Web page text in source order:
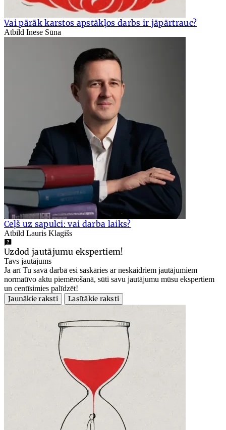
Vai pārāk karstos apstākļos darbs ir jāpārtrauc?
Atbild Inese Sūna
Ceļš uz sapulci: vai darba laiks?
Atbild Lauris Klagišs
Uzdod jautājumu ekspertiem!
Tavs jautājums
Ja arī Tu savā darbā esi saskāries ar neskaidriem jautājumiem
normatīvo aktu piemērošanā, sūti savu jautājumu mūsu ekspertiem
un centīsimies palīdzēt!
Jaunākie raksti
Lasītākie raksti